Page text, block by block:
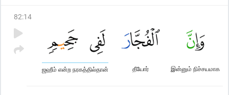
82:14
இன்னும் நிச்சயமாக
தீயோர்
ஜஹீம் என்ற நரகத்தில்தான்